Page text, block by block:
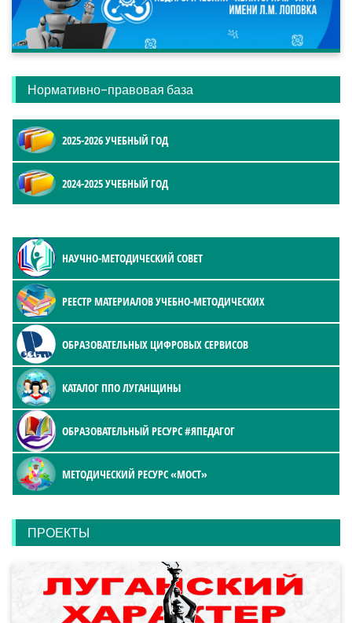
Нормативно-правовая база
2025-2026 УЧЕБНЫЙ ГОД
2024-2025 УЧЕБНЫЙ ГОД
НАУЧНО-МЕТОДИЧЕСКИЙ СОВЕТ
РЕЕСТР МАТЕРИАЛОВ УЧЕБНО-МЕТОДИЧЕСКИХ
ОБРАЗОВАТЕЛЬНЫХ ЦИФРОВЫХ СЕРВИСОВ
КАТАЛОГ ППО ЛУГАНЩИНЫ
ОБРАЗОВАТЕЛЬНЫЙ РЕСУРС #ЯПЕДАГОГ
МЕТОДИЧЕСКИЙ РЕСУРС «МОСТ»
ПРОЕКТЫ